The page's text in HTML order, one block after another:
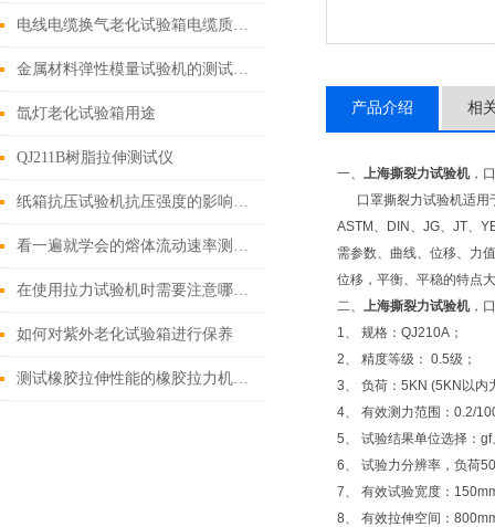
电线电缆换气老化试验箱电缆质量控制中的全流程应用
金属材料弹性模量试验机的测试原理与标准方法
氙灯老化试验箱用途
QJ211B树脂拉伸测试仪
纸箱抗压试验机抗压强度的影响因素
看一遍就学会的熔体流动速率测定仪操作方法
在使用拉力试验机时需要注意哪些问题
如何对紫外老化试验箱进行保养
测试橡胶拉伸性能的橡胶拉力机需具备的四大条件
产品介绍 相
一、 上海撕裂力试验机，
口罩撕裂力试验机适用
ASTM、DIN、JG、JT、
需参数、曲线、位移、力
位移，平衡、平稳的特点
二、 上海撕裂力试验机，
1、 规格：QJ210A；
2、 精度等级： 0.5级；
3、 负荷：5KN (5KN以内
4、 有效测力范围：0.2/
5、 试验结果单位选择：
6、 试验力分辨率，负荷
7、 有效试验宽度：
8、 有效拉伸空间：